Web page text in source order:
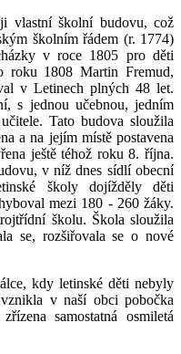
vlastní školní budovu, což
školním řádem (r. 1774)
v roce 1805 pro děti
1808 Martin Fremud,
v Letinech plných 48 let.
s jednou učebnou, jedním
Tato budova sloužila
a na jejím místě postavena
ještě téhož roku 8. října.
v níž dnes sídlí obecní
školy dojížděly děti
mezi 180 - 260 žáky.
školu. Škola sloužila
se, rozšiřovala se o nové
kdy letinské děti nebyly
v naší obci pobočka
samostatná osmiletá